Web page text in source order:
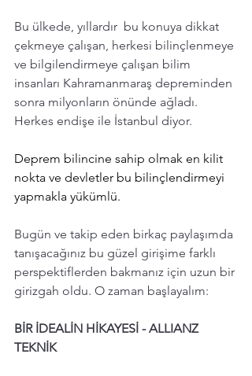
Bu ülkede, yıllardır  bu konuya dikkat
çekmeye çalışan, herkesi bilinçlenmeye
ve bilgilendirmeye çalışan bilim
insanları Kahramanmaraş depreminden
sonra milyonların önünde ağladı.
Herkes endişe ile İstanbul diyor.
Deprem bilincine sahip olmak en kilit
nokta ve devletler bu bilinçlendirmeyi
yapmakla yükümlü.
Bugün ve takip eden birkaç paylaşımda
tanışacağınız bu güzel girişime farklı
perspektiflerden bakmanız için uzun bir
girizgah oldu. O zaman başlayalım:
BİR İDEALİN HİKAYESİ - ALLIANZ
TEKNİK